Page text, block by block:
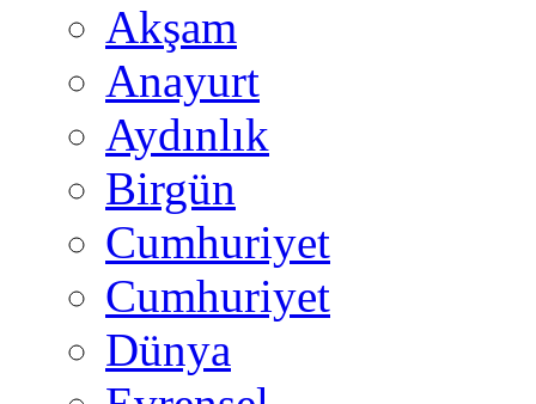
Akşam
Anayurt
Aydınlık
Birgün
Cumhuriyet
Cumhuriyet
Dünya